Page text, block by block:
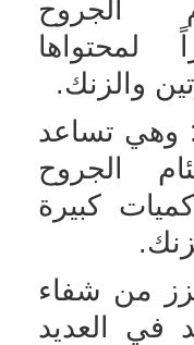
الجروح
لمحتواها
والزنك.
وهي تساعد
الجروح
كبيرة
من شفاء
في العديد